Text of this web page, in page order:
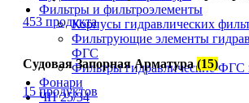
Фильтры и фильтроэлементы
Корпусы гидравлических
Фильтрующие элементы
ФГС
Фильтры гидравлические ФГС
Фонари
ЧН 25/34
453 продукта
Судовая Запорная Арматура(15)
15 продуктов